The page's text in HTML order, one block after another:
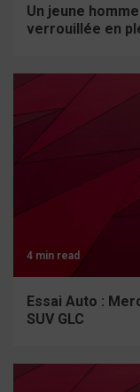
Un jeune
verrouillée en
4 min read
Essai Auto :
SUV GLC